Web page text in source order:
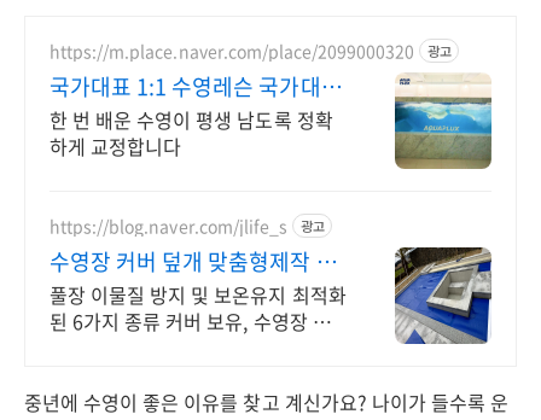
https://m.place.naver.com/place/2099000320 광고
국가대표 1:1 수영레슨 국가대표
1:1레슨
한 번 배운 수영이 평생 남도록 정확
하게 교정합니다
https://blog.naver.com/jlife_s 광고
수영장 커버 덮개 맞춤형제작 친
환경 슬레이트 ROSH인증
풀장 이물질 방지 및 보온유지 최적화
된 6가지 종류 커버 보유, 수영장 맞
중년에 수영이 좋은 이유를 찾고 계신가요? 나이가 들수록 운